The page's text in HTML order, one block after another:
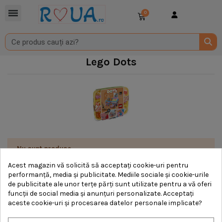
Lego Dots
Nu sunt produse.
Acest magazin vă solicită să acceptați cookie-uri pentru
performanță, media și publicitate. Mediile sociale și cookie-urile
de publicitate ale unor terțe părți sunt utilizate pentru a vă oferi
funcții de social media și anunțuri personalizate. Acceptați
aceste cookie-uri și procesarea datelor personale implicate?